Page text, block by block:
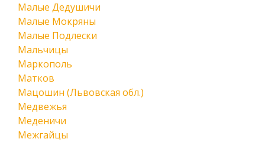
Малые Дедушичи
Малые Мокряны
Малые Подлески
Мальчицы
Маркополь
Матков
Мацошин (Львовская обл.)
Медвежья
Меденичи
Межгайцы